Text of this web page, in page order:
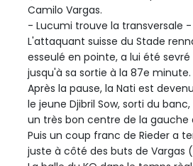
Camilo Vargas.
- Lucumi trouve la transversale -
L'attaquant suisse du Stade
esseulé en pointe, a lui été
jusqu'à sa sortie à la 87e minute.
Après la pause, la Nati est
le jeune Djibril Sow, sorti du
un très bon centre de la gauche
Puis un coup franc de Rieder a
juste à côté des buts de Vargas